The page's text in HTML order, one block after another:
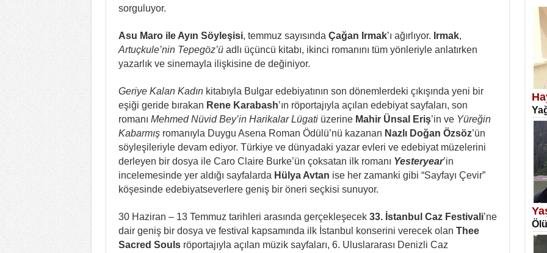
sorguluyor.
Asu Maro ile Ayın Söyleşisi, temmuz sayısında Çağan Irmak’ı ağırlıyor. Irmak,
Artuçkule’nin Tepegöz’ü adlı üçüncü kitabı, ikinci romanını tüm yönleriyle anlatırken
yazarlık ve sinemayla ilişkisine de değiniyor.
Geriye Kalan Kadınkitabıyla Bulgar edebiyatının son dönemlerdeki çıkışında yeni bir
eşiği geride bırakan Rene Karabash’ın röportajıyla açılan edebiyat sayfaları, son
romanı Mehmed Nüvid Bey’in Harikalar Lügatiüzerine Mahir Ünsal Eriş’in ve Yüreğin
Kabarmış romanıyla Duygu Asena Roman Ödülü’nü kazanan Nazlı Doğan Özsöz’ün
söyleşileriyle devam ediyor. Türkiye ve dünyadaki yazar evleri ve edebiyat müzelerini
derleyen bir dosya ile Caro Claire Burke’ün çoksatan ilk romanı Yesteryear’in
incelemesinde yer aldığı sayfalarda Hülya Avtan ise her zamanki gibi “Sayfayı Çevir”
köşesinde edebiyatseverlere geniş bir öneri seçkisi sunuyor.
30 Haziran – 13 Temmuz tarihleri arasında gerçekleşecek 33. İstanbul Caz Festivali’ne
dair geniş bir dosya ve festival kapsamında ilk İstanbul konserini verecek olan Thee
Sacred Soulsröportajıyla açılan müzik sayfaları, 6. Uluslararası Denizli Caz